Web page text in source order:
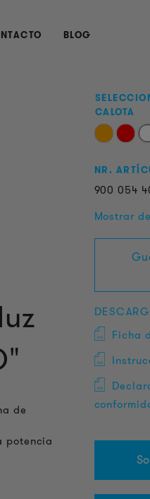
BLOG
CALOTA
NR.
900 054
Mostrar
Ficha
de
potencia